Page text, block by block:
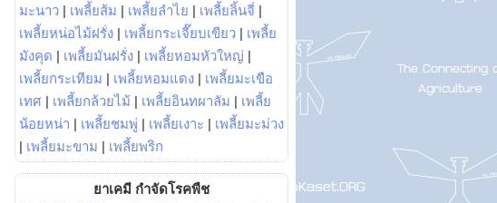
มะนาว | เพลี้ยส้ม | เพลี้ยลำไย | เพลี้ยลิ้นจี่ |
เพลี้ยหน่อไม้ฝรั่ง | เพลี้ยกระเจี๊ยบเขียว | เพลี้ย
มังคุด | เพลี้ยมันฝรั่ง | เพลี้ยหอมหัวใหญ่ |
เพลี้ยกระเทียม | เพลี้ยหอมแดง | เพลี้ยมะเขือ
เทศ | เพลี้ยกล้วยไม้ | เพลี้ยอินทผาลัม | เพลี้ย
น้อยหน่า | เพลี้ยชมพู่ | เพลี้ยเงาะ | เพลี้ยมะม่วง
| เพลี้ยมะขาม | เพลี้ยพริก
ยาเคมี กำจัดโรคพืช